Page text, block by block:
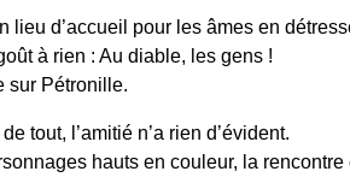
d’accueil pour les âmes en
à rien : Au diable, les gens !
sur Pétronille.
tout, l’amitié n’a rien d’évident.
hauts en couleur, la